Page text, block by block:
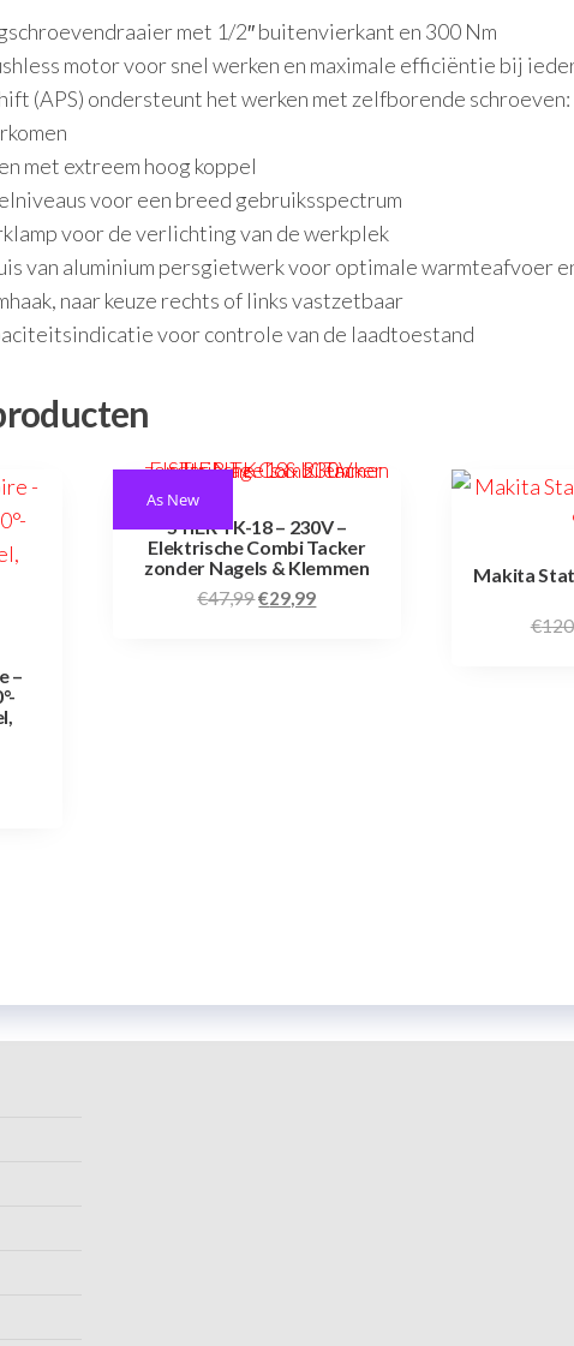
met 1/2″ buitenvierkant en 300 Nm
motor voor snel werken en maximale efficiëntie bij
(APS) ondersteunt het werken met zelfborende
met extreem hoog koppel
voor een breed gebruiksspectrum
voor de verlichting van de werkplek
van aluminium persgietwerk voor optimale warmteafvoer
naar keuze rechts of links vastzetbaar
voor controle van de laadtoestand
–
As New
STIER TK-18 – 230V –
Elektrische Combi Tacker
zonder Nagels & Klemmen
€47,99€29,99
Makita
€